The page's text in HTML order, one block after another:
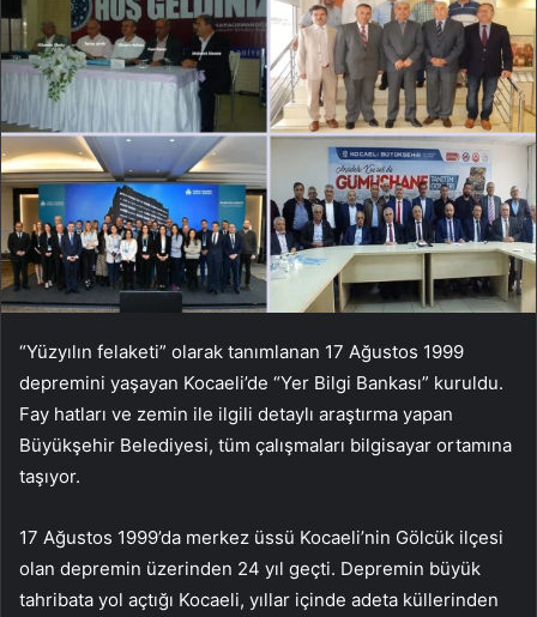
“Yüzyılın felaketi” olarak tanımlanan 17 Ağustos 1999
depremini yaşayan Kocaeli’de “Yer Bilgi Bankası” kuruldu.
Fay hatları ve zemin ile ilgili detaylı araştırma yapan
Büyükşehir Belediyesi, tüm çalışmaları bilgisayar ortamına
taşıyor.
17 Ağustos 1999’da merkez üssü Kocaeli’nin Gölcük ilçesi
olan depremin üzerinden 24 yıl geçti. Depremin büyük
tahribata yol açtığı Kocaeli, yıllar içinde adeta küllerinden